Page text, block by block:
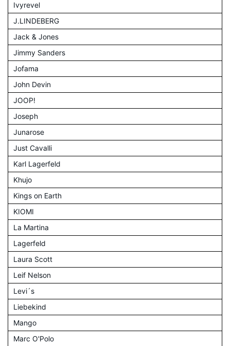
Ivyrevel
J.LINDEBERG
Jack & Jones
Jimmy Sanders
Jofama
John Devin
JOOP!
Joseph
Junarose
Just Cavalli
Karl Lagerfeld
Khujo
Kings on Earth
KIOMI
La Martina
Lagerfeld
Laura Scott
Leif Nelson
Levi´s
Liebekind
Mango
Marc O'Polo